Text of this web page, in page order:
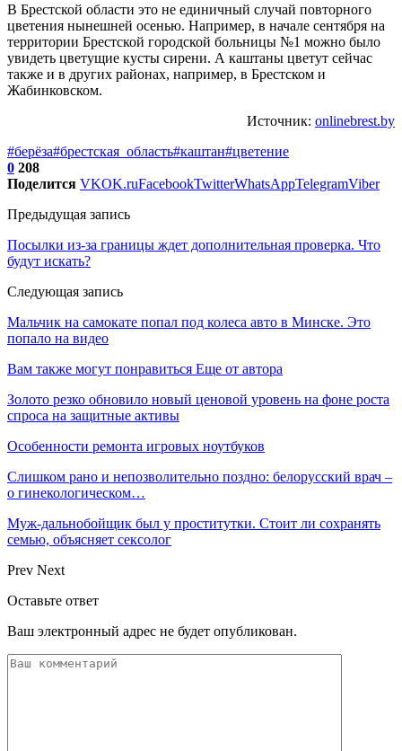
В Брестской области это не единичный случай повторного
цветения нынешней осенью. Например, в начале сентября на
территории Брестской городской больницы №1 можно было
увидеть цветущие кусты сирени. А каштаны цветут сейчас
также и в других районах, например, в Брестском и
Жабинковском.
Источник: onlinebrest.by
#берёза#брестская_область#каштан#цветение
0 208
Поделится VKOK.ruFacebookTwitterWhatsAppTelegramViber
Предыдущая запись
Посылки из-за границы ждет дополнительная проверка. Что
будут искать?
Следующая запись
Мальчик на самокате попал под колеса авто в Минске. Это
попало на видео
Вам также могут понравиться Еще от автора
Золото резко обновило новый ценовой уровень на фоне роста
спроса на защитные активы
Особенности ремонта игровых ноутбуков
Слишком рано и непозволительно поздно: белорусский врач –
о гинекологическом…
Муж-дальнобойщик был у проститутки. Стоит ли сохранять
семью, объясняет сексолог
Prev Next
Оставьте ответ
Ваш электронный адрес не будет опубликован.